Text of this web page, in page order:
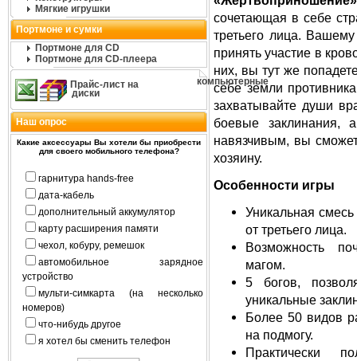
Мягкие игрушки
Портмоне и сумки
Портмоне для CD
Портмоне для CD-плеера
Прайс-лист на
компьютерные
диски
Наш опрос
Какие аксессуары Вы хотели бы приобрести
для своего мобильного телефона?
гарнитура hands-free
дата-кабель
дополнительный аккумулятор
карту расширения памяти
чехол, кобуру, ремешок
автомобильное зарядное
устройство
мульти-симкарта (на несколько
номеров)
что-нибудь другое
я хотел бы сменить телефон
сочетающая в себе
третьего лица.
принять участие в
них, вы тут же
себе земли
захватывайте души
боевые заклинания,
навязчивым, вы
хозяину.
Особенности игры
Уникальная
от третьего лица.
Возможность
магом.
5 богов,
уникальные
Более 50 видов
на подмогу.
Практически